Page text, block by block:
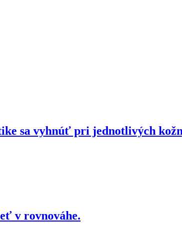
sa vyhnúť pri jednotlivých
v rovnováhe.